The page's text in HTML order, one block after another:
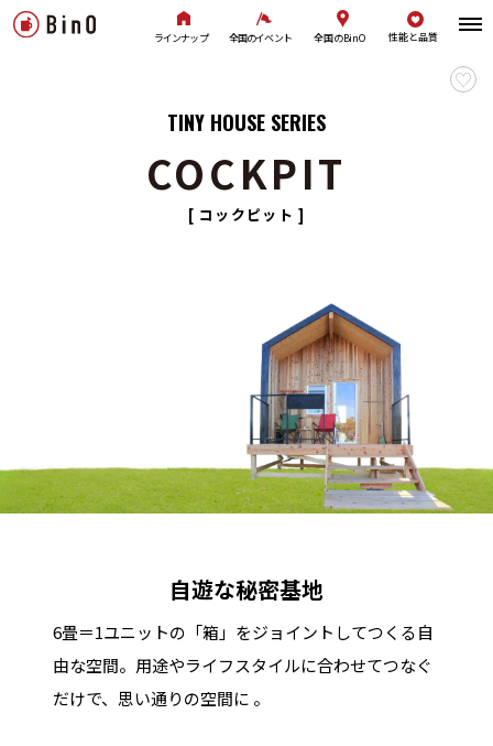
ラインナップ 全国のイベント 全国のBinO 性能と品質
TINY HOUSE SERIES
COCKPIT
[ コックピット ]
自遊な秘密基地
6畳＝1ユニットの「箱」をジョイントしてつくる自
由な空間。用途やライフスタイルに合わせてつなぐ
だけで、思い通りの空間に 。